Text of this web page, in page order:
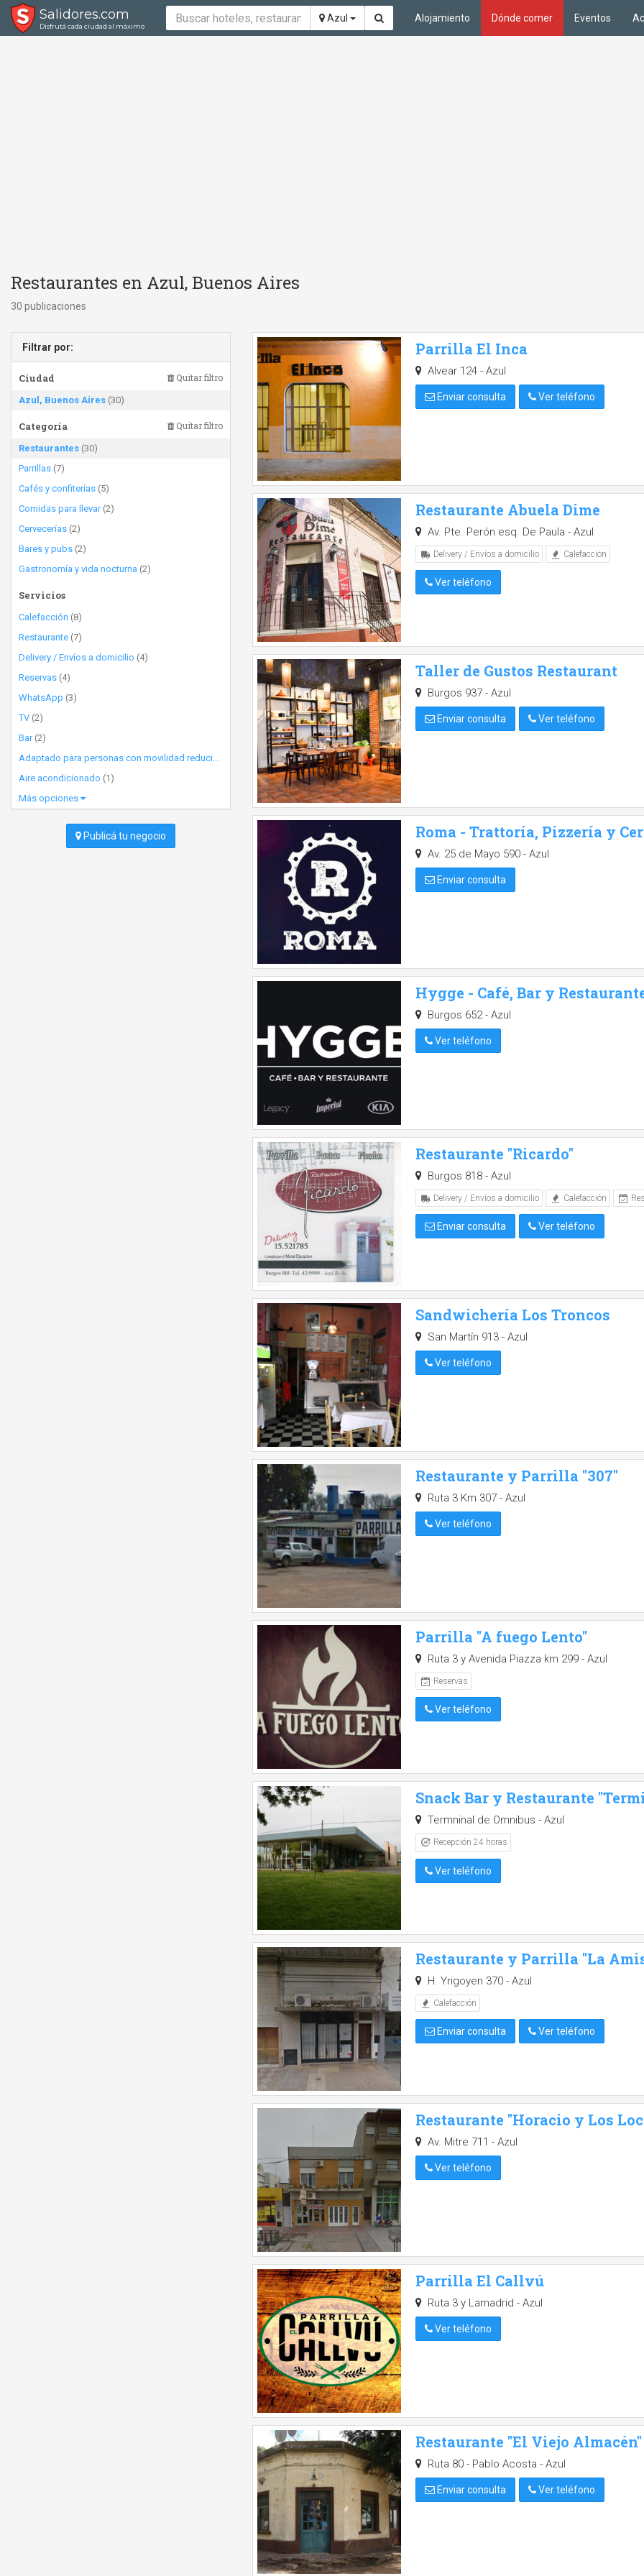
Salidores.com
Disfrutá cada ciudad al máximo
Azul Alojamiento Dónde comer Eventos
Restaurantes en Azul, Buenos Aires
30 publicaciones
Filtrar por:
Ciudad Quitar filtro
Azul, Buenos Aires (30)
Categoría Quitar filtro
Restaurantes (30)
Parrillas (7)
Cafés y confiterías (5)
Comidas para llevar(2)
Cervecerías (2)
Bares y pubs (2)
Gastronomía y vida nocturna (2)
Servicios
Calefacción (8)
Restaurante (7)
Delivery / Envíos a domicilio (4)
Reservas (4)
WhatsApp (3)
TV (2)
Bar(2)
Adaptado para personas con movilidad reducida
Aire acondicionado (1)
Más opciones
Publicá tu negocio
Parrilla El Inca
Alvear 124 - Azul
Enviar consulta Ver teléfono
Restaurante Abuela Dime
Av. Pte. Perón esq. De Paula - Azul
Delivery / Envíos a domicilio Calefacción
Ver teléfono
Taller de Gustos Restaurant
Burgos 937 - Azul
Enviar consulta Ver teléfono
Roma - Trattoría, Pizzería y
Av. 25 de Mayo 590 - Azul
Enviar consulta
Hygge - Café, Bar y
Burgos 652 - Azul
Ver teléfono
Restaurante "Ricardo"
Burgos 818 - Azul
Delivery / Envíos a domicilio Calefacción
Enviar consulta Ver teléfono
Sandwichería Los Troncos
San Martín 913 - Azul
Ver teléfono
Restaurante y Parrilla "307"
Ruta 3 Km 307 - Azul
Ver teléfono
Parrilla "A fuego Lento"
Ruta 3 y Avenida Piazza km 299 - Azul
Reservas
Ver teléfono
Snack Bar y Restaurante
Termninal de Omnibus - Azul
Recepción 24 horas
Ver teléfono
Restaurante y Parrilla "La
H. Yrigoyen 370 - Azul
Calefacción
Enviar consulta Ver teléfono
Restaurante "Horacio y Los
Av. Mitre 711 - Azul
Ver teléfono
Parrilla El Callvú
Ruta 3 y Lamadrid - Azul
Ver teléfono
Restaurante "El Viejo
Ruta 80 - Pablo Acosta - Azul
Enviar consulta Ver teléfono